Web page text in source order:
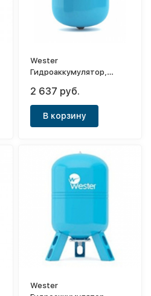
Wester
Гидроаккумулятор,
(0-14-1040)
2 637 руб.
В корзину
Wester